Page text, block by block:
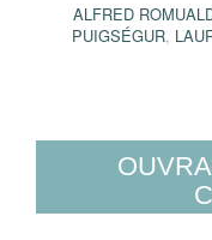
ALFRED
PUIGSÉGUR,